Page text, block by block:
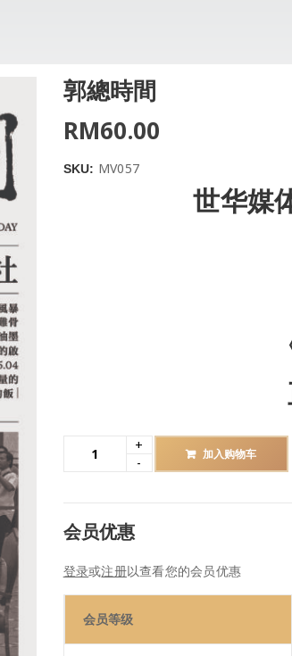
郭總時間
RM60.00
SKU: MV057
世华媒
加入购物车
会员优惠
登录或注册以查看您的会员优惠
会员等级